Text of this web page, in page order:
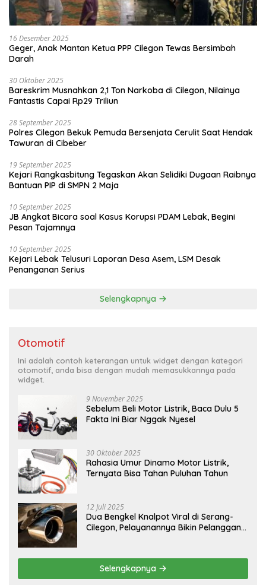
16 Desember 2025
Geger, Anak Mantan Ketua PPP Cilegon Tewas Bersimbah
Darah
30 Oktober 2025
Bareskrim Musnahkan 2,1 Ton Narkoba di Cilegon, Nilainya
Fantastis Capai Rp29 Triliun
28 September 2025
Polres Cilegon Bekuk Pemuda Bersenjata Cerulit Saat Hendak
Tawuran di Cibeber
19 September 2025
Kejari Rangkasbitung Tegaskan Akan Selidiki Dugaan Raibnya
Bantuan PIP di SMPN 2 Maja
10 September 2025
JB Angkat Bicara soal Kasus Korupsi PDAM Lebak, Begini
Pesan Tajamnya
10 September 2025
Kejari Lebak Telusuri Laporan Desa Asem, LSM Desak
Penanganan Serius
Selengkapnya
Otomotif
Ini adalah contoh keterangan untuk widget dengan kategori
otomotif, anda bisa dengan mudah memasukkannya pada
widget.
9 November 2025
Sebelum Beli Motor Listrik, Baca Dulu 5
Fakta Ini Biar Nggak Nyesel
30 Oktober 2025
Rahasia Umur Dinamo Motor Listrik,
Ternyata Bisa Tahan Puluhan Tahun
12 Juli 2025
Dua Bengkel Knalpot Viral di Serang-
Cilegon, Pelayanannya Bikin Pelanggan
Selengkapnya